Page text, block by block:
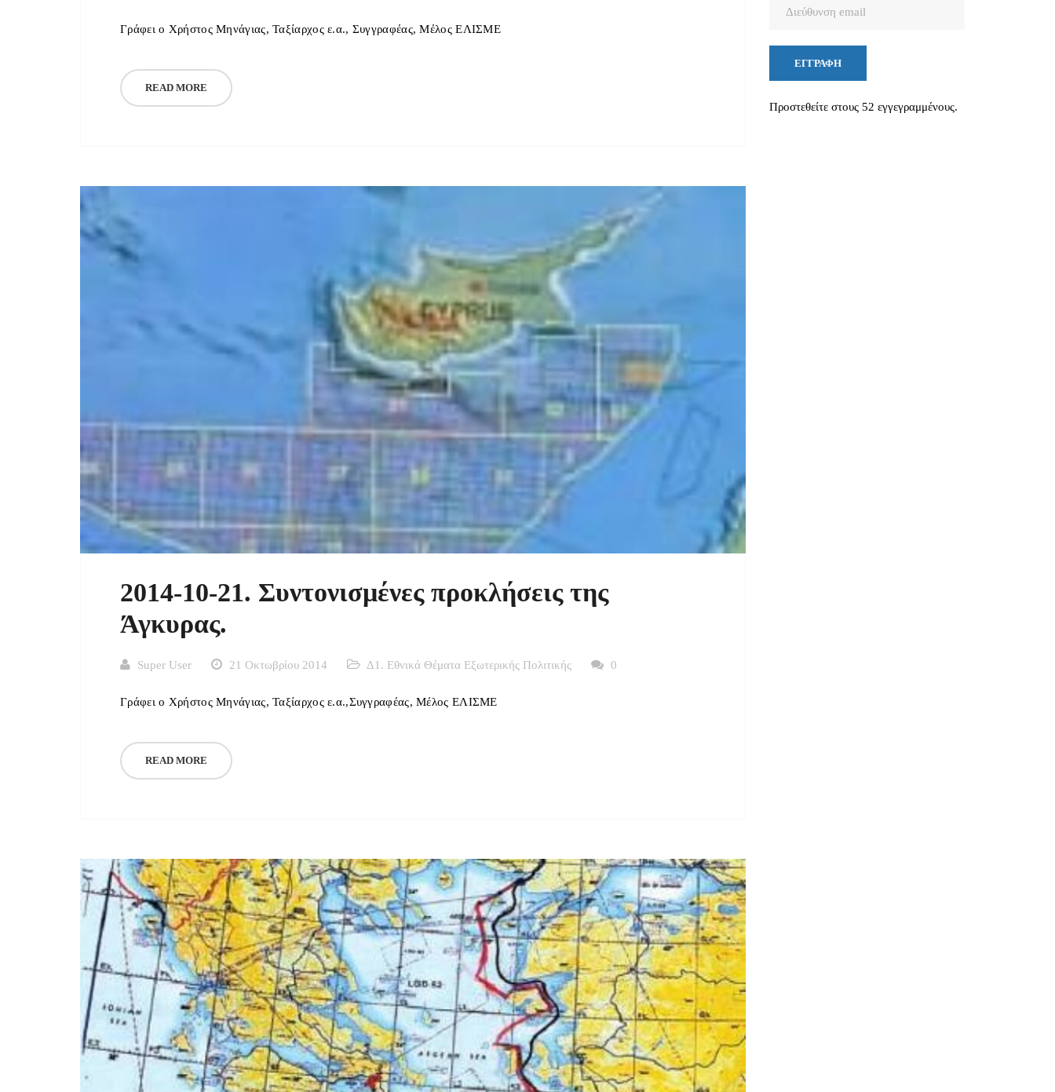
Γράφει ο Χρήστος Μηνάγιας, Ταξίαρχος ε.α., Συγγραφέας, Μέλος ΕΛΙΣΜΕ
READ MORE
2014-10-21. Συντονισμένες προκλήσεις της
Άγκυρας.
Super User 21 Οκτωβρίου 2014 Δ1. Εθνικά Θέματα Εξωτερικής Πολιτικής 0
Γράφει ο Χρήστος Μηνάγιας, Ταξίαρχος ε.α.,Συγγραφέας, Μέλος ΕΛΙΣΜΕ
READ MORE
ΕΓΓΡΑΦΉ
Προστεθείτε στους 52 εγγεγραμμένους.